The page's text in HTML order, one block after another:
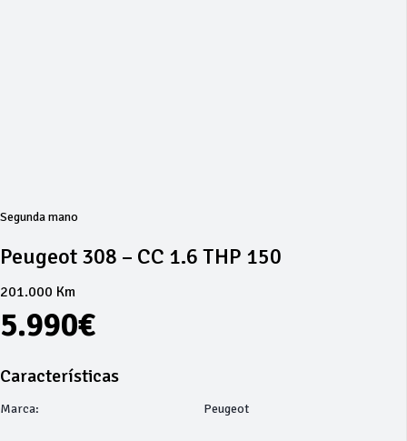
Segunda mano
Peugeot 308 – CC 1.6 THP 150
201.000 Km
5.990€
Características
Marca: Peugeot